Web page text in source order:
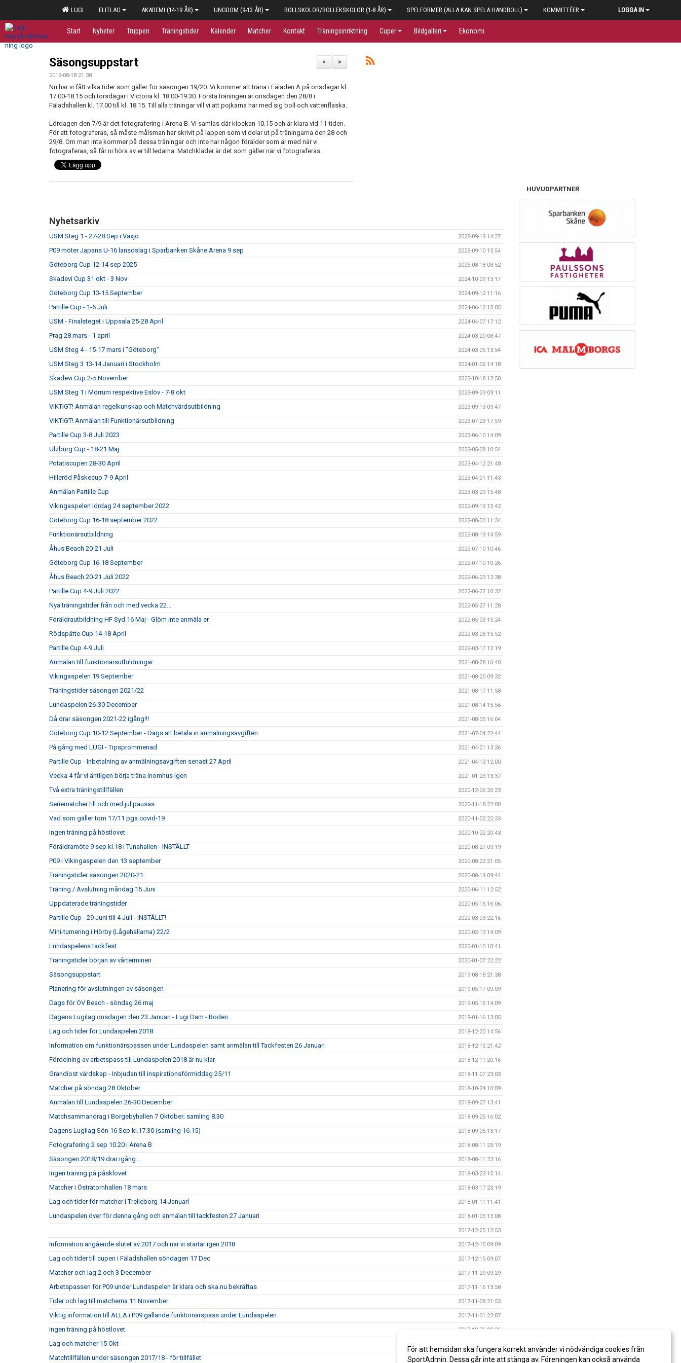
LUGI ELITLAG AKADEMI (14-19 ÅR) UNGDOM (9-13 ÅR) BOLLSKOLOR/BOLLEKSKOLOR (1-8 ÅR) SPELFORMER (ALLA KAN SPELA HANDBOLL) KOMMITTÉER LOGGA IN
Start Nyheter Truppen Träningstider Kalender Matcher Kontakt Träningsinriktning Cuper Bildgalleri Ekonomi
>
<
Säsongsuppstart
2019-08-18 21:38
Nu har vi fått vilka tider som gäller för säsongen 19/20. Vi kommer att träna i Fäladen A på onsdagar kl.
17.00-18.15 och torsdagar i Victoria kl. 18.00-19.30. Första träningen är onsdagen den 28/8 i
Fäladshallen kl. 17.00 till kl. 18.15. Till alla träningar vill vi att pojkarna har med sig boll och vattenflaska.
Lördagen den 7/9 är det fotografering i Arena B. Vi samlas där klockan 10.15 och är klara vid 11-tiden.
För att fotograferas, så måste målsman har skrivit på lappen som vi delar ut på träningarna den 28 och
29/8. Om man inte kommer på dessa träningar och inte har någon förälder som är med när vi
fotograferas, så får ni höra av er till ledarna. Matchkläder är det som gäller när vi fotograferas.
Nyhetsarkiv
USM Steg 1 - 27-28 Sep i Växjö 2025-09-19 14:27
P09 möter Japans U-16 lansdslag i Sparbanken Skåne Arena 9 sep 2025-09-10 15:54
Göteborg Cup 12-14 sep 2025 2025-08-18 08:52
Skadevi Cup 31 okt - 3 Nov 2024-10-09 13:17
Göteborg Cup 13-15 September 2024-09-12 11:16
Partille Cup - 1-6 Juli 2024-06-12 15:05
USM - Finalsteget i Uppsala 25-28 April 2024-04-07 17:12
Prag 28 mars - 1 april 2024-03-20 08:47
USM Steg 4 - 15-17 mars i "Göteborg" 2024-03-05 13:54
USM Steg 3 13-14 Januari i Stockholm 2024-01-06 14:18
Skadevi Cup 2-5 November 2023-10-18 12:50
USM Steg 1 i Mörrum respektive Eslöv - 7-8 okt 2023-09-29 09:11
VIKTIGT! Anmälan regelkunskap och Matchvärdsutbildning 2023-09-13 09:47
VIKTIGT! Anmälan till Funktionärsutbildning 2023-07-23 17:59
Partille Cup 3-8 Juli 2023 2023-06-10 14:09
Ulzburg Cup - 18-21 Maj 2023-05-08 10:54
Potatiscupen 28-30 April 2023-04-12 21:48
Hilleröd Påskecup 7-9 April 2023-04-01 11:43
Anmälan Partille Cup 2023-03-29 15:48
Vikingaspelen lördag 24 september 2022 2022-09-19 15:42
Göteborg Cup 16-18 september 2022 2022-08-30 11:34
Funktionärsutbildning 2022-08-19 14:59
Åhus Beach 20-21 Juli 2022-07-10 10:46
Göteborg Cup 16-18 September 2022-07-10 10:26
Åhus Beach 20-21 Juli 2022 2022-06-23 12:38
Partille Cup 4-9 Juli 2022 2022-06-22 10:32
Nya träningstider från och med vecka 22... 2022-05-27 11:28
Föräldrautbildning HF Syd 16 Maj - Glöm inte anmäla er 2022-05-03 15:24
Rödspätte Cup 14-18 April 2022-03-28 15:52
Partille Cup 4-9 Juli 2022-03-17 12:19
Anmälan till funktionärsutbildningar 2021-08-28 16:40
Vikingaspelen 19 September 2021-08-20 09:32
Träningstider säsongen 2021/22 2021-08-17 11:58
Lundaspelen 26-30 December 2021-08-14 15:56
Då drar säsongen 2021-22 igång!!! 2021-08-05 16:04
Göteborg Cup 10-12 September - Dags att betala in anmälningsavgiften 2021-07-04 22:44
På gång med LUGI - Tipsprommenad 2021-04-21 13:36
Partille Cup - Inbetalning av anmälningsavgiften senast 27 April 2021-04-13 12:00
Vecka 4 får vi äntligen börja träna inomhus igen 2021-01-23 13:37
Två extra träningstillfällen 2020-12-06 20:23
Seriematcher till och med jul pausas 2020-11-18 22:00
Vad som gäller tom 17/11 pga covid-19 2020-11-02 22:33
Ingen träning på höstlovet 2020-10-22 20:43
Föräldramöte 9 sep kl.18 i Tunahallen - INSTÄLLT 2020-08-27 09:19
P09 i Vikingaspelen den 13 september 2020-08-23 21:05
Träningstider säsongen 2020-21 2020-08-19 09:44
Träning / Avslutning måndag 15 Juni 2020-06-11 12:52
Uppdaterade träningstider 2020-05-15 16:06
Partille Cup - 29 Juni till 4 Juli - INSTÄLLT! 2020-03-03 22:16
Mini-turnering i Hörby (Lågehallarna) 22/2 2020-02-13 14:09
Lundaspelens tackfest 2020-01-10 10:41
Träningstider början av vårterminen 2020-01-07 22:22
Säsongsuppstart 2019-08-18 21:38
Planering för avslutningen av säsongen 2019-05-17 09:09
Dags för OV Beach - söndag 26 maj 2019-05-16 14:09
Dagens Lugilag onsdagen den 23 Januari - Lugi Dam - Boden 2019-01-16 13:05
Lag och tider för Lundaspelen 2018 2018-12-20 14:56
Information om funktionärspassen under Lundaspelen samt anmälan till Tackfesten 26 Januari 2018-12-15 21:42
Fördelning av arbetspass till Lundaspelen 2018 är nu klar 2018-12-11 20:16
Grandiost värdskap - Inbjudan till inspirationsförmiddag 25/11 2018-11-07 23:03
Matcher på söndag 28 Oktober 2018-10-24 10:09
Anmälan till Lundaspelen 26-30 December 2018-09-27 13:41
Matchsammandrag i Borgebyhallen 7 Oktober; samling 8.30 2018-09-25 16:02
Dagens Lugilag Sön 16 Sep kl.17.30 (samling 16.15) 2018-09-05 13:17
Fotografering 2 sep 10.20 i Arena B 2018-08-11 23:19
Säsongen 2018/19 drar igång.... 2018-08-11 23:16
Ingen träning på påsklovet 2018-03-23 15:14
Matcher i Östratornhallen 18 mars 2018-03-17 23:19
Lag och tider för matcher i Trelleborg 14 Januari 2018-01-11 11:41
Lundaspelen över för denna gång och anmälan till tackfesten 27 Januari 2018-01-03 13:08
2017-12-25 12:53
Information angående slutet av 2017 och när vi startar igen 2018 2017-12-15 09:09
Lag och tider till cupen i Fäladshallen söndagen 17 Dec 2017-12-15 09:07
Matcher och lag 2 och 3 December 2017-11-29 09:29
Arbetspassen för P09 under Lundaspelen är klara och ska nu bekräftas 2017-11-16 13:58
Tider och lag till matcherna 11 November 2017-11-08 21:53
Viktig information till ALLA i P09 gällande funktionärspass under Lundaspelen 2017-11-01 22:07
Ingen träning på höstlovet 2017-10-26 09:36
Lag och matcher 15 Okt
Matchtillfällen under säsongen 2017/18 - för tillfället 2017-10-18 15:57
HUVUDPARTNER
För att hemsidan ska fungera korrekt använder vi nödvändiga cookies från
SportAdmin. Dessa går inte att stänga av. Föreningen kan också använda